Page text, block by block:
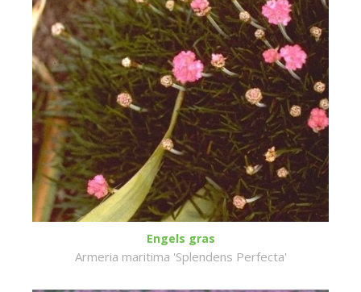
Engels gras
Armeria maritima 'Splendens Perfecta'